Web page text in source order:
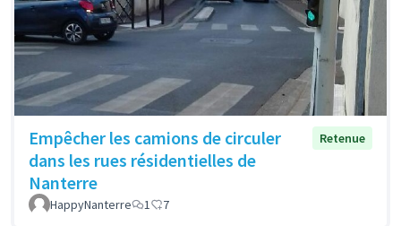
Empêcher les camions de circuler
dans les rues résidentielles de
Nanterre
Retenue
HappyNanterre 1 7